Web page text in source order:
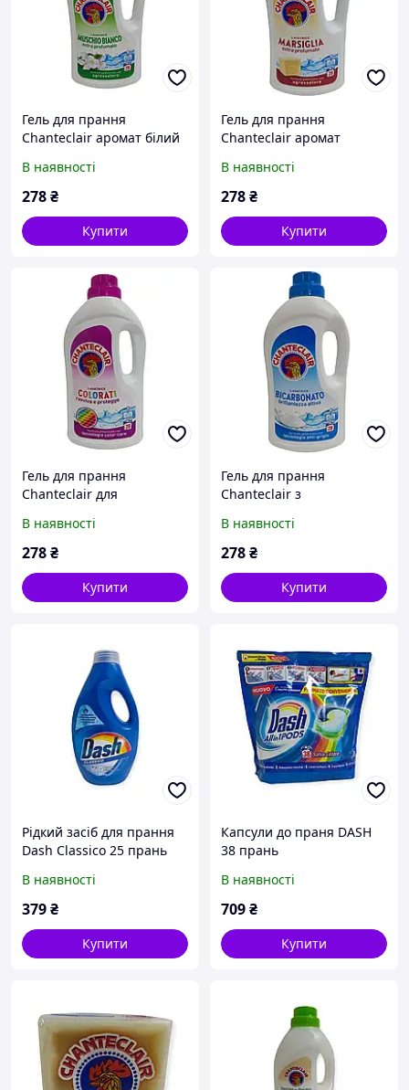
Гель для прання
Chanteclair аромат білий
В наявності
278₴
Купити
Гель для прання
Chanteclair аромат
(28 прань)
В наявності
278₴
Купити
Гель для прання
Chanteclair для
(28 прань)
В наявності
278₴
Купити
Гель для прання
Chanteclair з
прань)
В наявності
278₴
Купити
Рідкий засіб для прання
Dash Classico 25 прань
В наявності
379₴
Купити
Капсули до праня DASH
38 прань
В наявності
709₴
Купити